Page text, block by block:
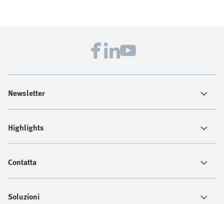
Newsletter
Highlights
Contatta
Soluzioni